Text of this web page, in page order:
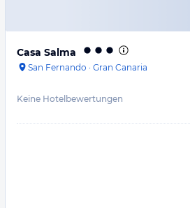
Casa Salma
San Fernando · Gran Canaria
Keine Hotelbewertungen